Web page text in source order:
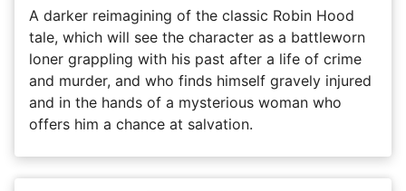
A darker reimagining of the classic Robin Hood
tale, which will see the character as a battleworn
loner grappling with his past after a life of crime
and murder, and who finds himself gravely injured
and in the hands of a mysterious woman who
offers him a chance at salvation.